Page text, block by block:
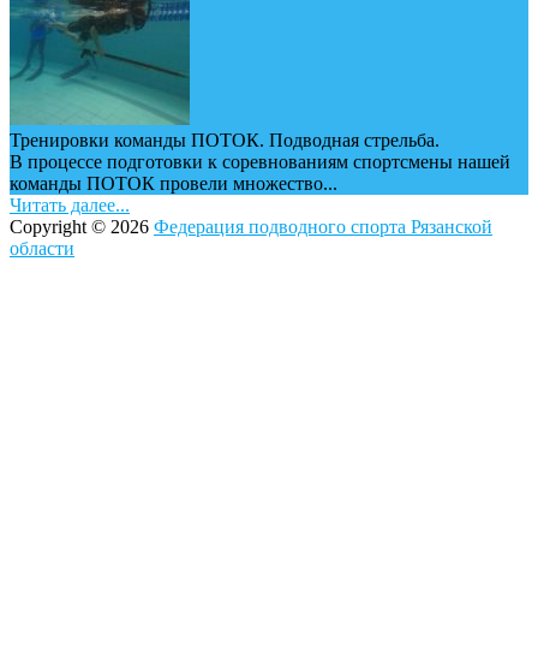
Тренировки команды ПОТОК. Подводная стрельба.
В процессе подготовки к соревнованиям спортсмены нашей
команды ПОТОК провели множество...
Читать далее...
Copyright © 2026 Федерация подводного спорта Рязанской
области